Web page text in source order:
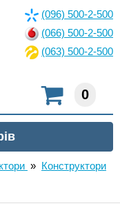
(096) 500-2-500
(066) 500-2-500
(063) 500-2-500
0
» Конструктори